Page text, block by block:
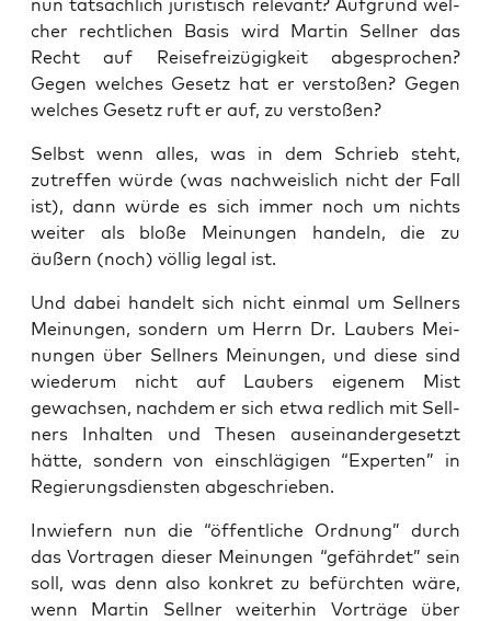
nun tat­säch­lich juris­tisch rele­vant? Auf­grund wel­
cher recht­li­chen Basis wird Mar­tin Sell­ner das
Recht auf Rei­se­frei­zü­gig­keit abge­spro­chen?
Gegen wel­ches Gesetz hat er ver­sto­ßen? Gegen
wel­ches Gesetz ruft er auf, zu verstoßen?
Selbst wenn alles, was in dem Schrieb steht,
zutref­fen wür­de (was nach­weis­lich nicht der Fall
ist), dann wür­de es sich immer noch um nichts
wei­ter als blo­ße Mei­nun­gen han­deln, die zu
äußern (noch) völ­lig legal ist.
Und dabei han­delt sich nicht ein­mal um Sell­ners
Mei­nun­gen, son­dern um Herrn Dr. Lau­bers Mei­
nun­gen über Sell­ners Mei­nun­gen, und die­se sind
wie­der­um nicht auf Lau­bers eige­nem Mist
gewach­sen, nach­dem er sich etwa red­lich mit Sell­
ners Inhal­ten und The­sen aus­ein­an­der­ge­setzt
hät­te, son­dern von ein­schlä­gi­gen “Exper­ten” in
Regie­rungs­diens­ten abgeschrieben.
Inwie­fern nun die “öffent­li­che Ord­nung” durch
das Vor­tra­gen die­ser Mei­nun­gen “gefähr­det” sein
soll, was denn also kon­kret zu befürch­ten wäre,
wenn Mar­tin Sell­ner wei­ter­hin Vor­trä­ge über